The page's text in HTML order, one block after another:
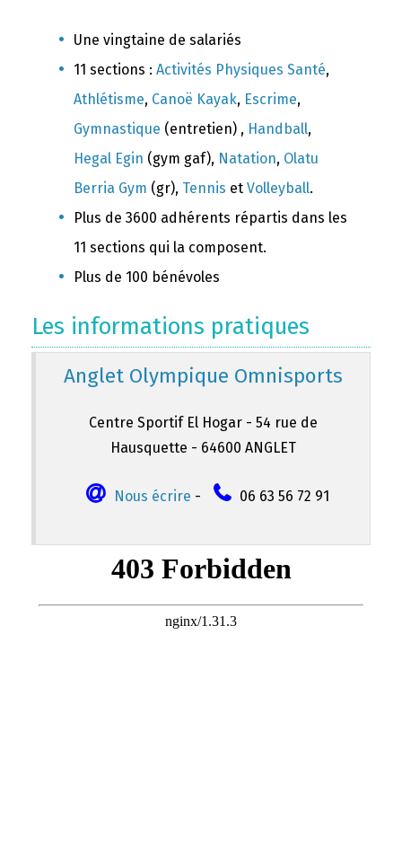
Une vingtaine de salariés
11 sections : Activités Physiques Santé,
Athlétisme, Canoë Kayak, Escrime,
Gymnastique (entretien) , Handball,
Hegal Egin (gym gaf), Natation, Olatu
Berria Gym (gr), Tennis et Volleyball.
Plus de 3600 adhérents répartis dans les
11 sections qui la composent.
Plus de 100 bénévoles
Les informations pratiques
Anglet Olympique Omnisports
Centre Sportif El Hogar - 54 rue de
Hausquette - 64600 ANGLET
Nous écrire - 06 63 56 72 91